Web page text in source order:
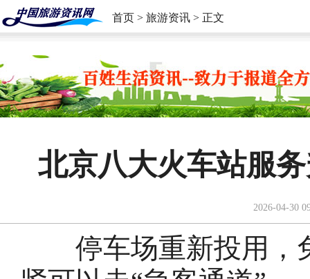
首页 > 旅游资讯 > 正文
北京八大火车站服
2026-04-30
停车场重新投用，